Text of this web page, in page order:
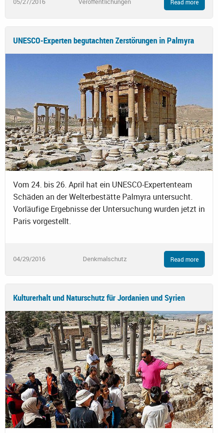
Read more
UNESCO-Experten begutachten Zerstörungen in Palmyra
Vom 24. bis 26. April hat ein UNESCO-Expertenteam
Schäden an der Welterbestätte Palmyra untersucht.
Vorläufige Ergebnisse der Untersuchung wurden jetzt in
Paris vorgestellt.
04/29/2016 Denkmalschutz Read more
Kulturerhalt und Naturschutz für Jordanien und Syrien